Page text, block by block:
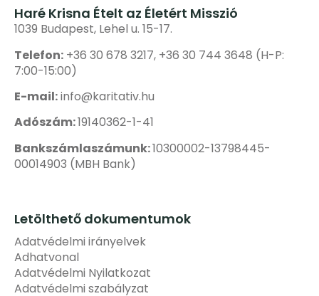
Haré Krisna Ételt az Életért Misszió
1039 Budapest, Lehel u. 15-17.
Telefon: +36 30 678 3217, +36 30 744 3648 (H-P:
7:00-15:00)
E-mail:info@karitativ.hu
Adószám:19140362-1-41
Bankszámlaszámunk:10300002-13798445-
00014903 (MBH Bank)
Letölthető dokumentumok
Adatvédelmi irányelvek
Adhatvonal
Adatvédelmi Nyilatkozat
Adatvédelmi szabályzat